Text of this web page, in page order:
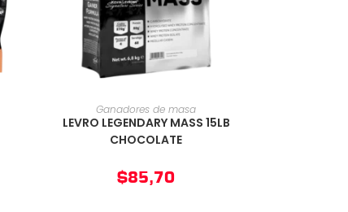
AÑADIR AL CARRITO
Ganadores de masa
LEVRO LEGENDARY MASS 15LB
CHOCOLATE
$85,70